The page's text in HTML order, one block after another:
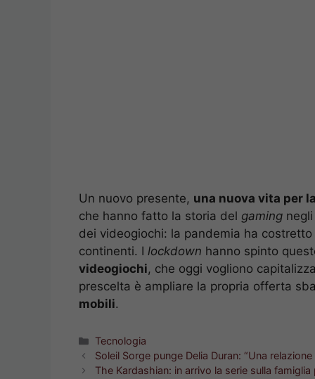
Un nuovo presente, una nuova vita per
che hanno fatto la storia del gaming
dei videogiochi: la pandemia ha
continenti. I lockdown hanno spinto
videogiochi, che oggi vogliono
prescelta è ampliare la propria offerta
mobili.
Categorie
Tecnologia
Soleil Sorge punge Delia Duran: “Una
The Kardashian: in arrivo la serie sulla famiglia